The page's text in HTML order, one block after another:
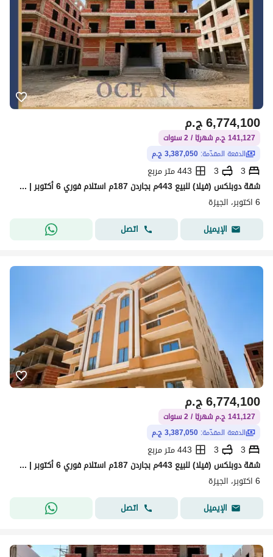
ج.م6,774,100
141,127 ج.م شهريًا / 2 سنوات
الدفعة المقدّمة: 3,387,050 ج.م
3
3
443 متر مربع
شقة دوبلكس (فيلا) للبيع 443م بجاردن 187م استلام فوري 6 أكتوبر | خلف جامعة القاهرة الفرع الدولي
6 اكتوبر، الجيزة
الإيميل
اتصل
ج.م6,774,100
141,127 ج.م شهريًا / 2 سنوات
الدفعة المقدّمة: 3,387,050 ج.م
3
3
443 متر مربع
شقة دوبلكس (فيلا) للبيع 443م بجاردن 187م استلام فوري 6 أكتوبر | على بعد خطوات من وصلة دهشور
6 اكتوبر، الجيزة
الإيميل
اتصل